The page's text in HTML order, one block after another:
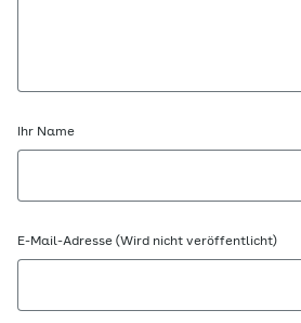
Ihr Name
E-Mail-Adresse (Wird nicht veröffentlicht)